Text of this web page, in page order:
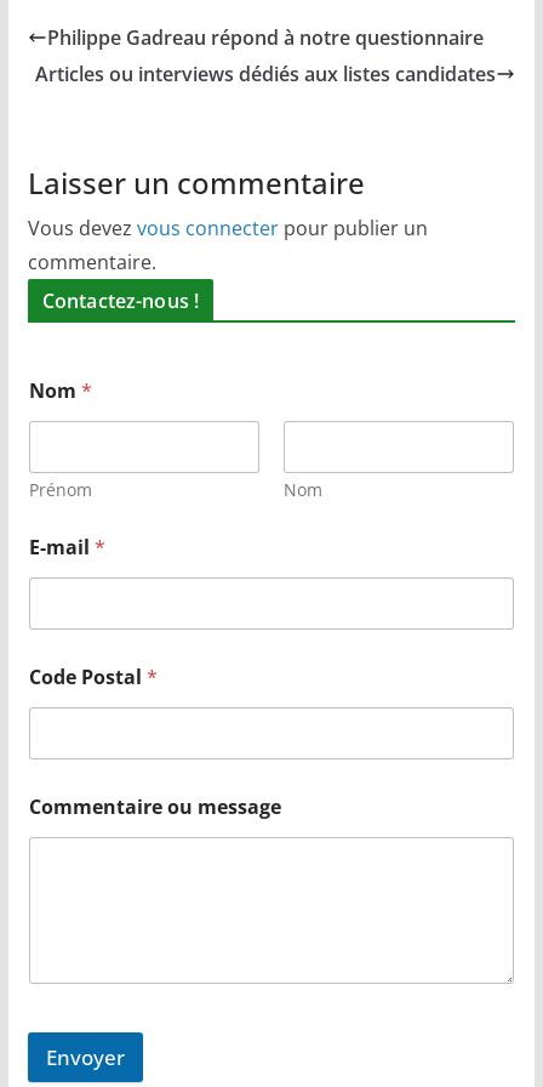
Philippe Gadreau répond à notre questionnaire
Articles ou interviews dédiés aux listes candidates
Laisser un commentaire
Vous devez vous connecterpour publier un
commentaire.
Contactez-nous !
Nom *
Prénom Nom
E-mail *
Code Postal *
Commentaire ou message
Envoyer